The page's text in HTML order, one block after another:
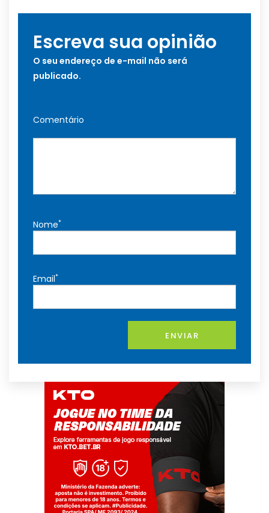
Escreva sua opinião
O seu endereço de e-mail não será
publicado.
Comentário
Nome*
Email*
ENVIAR